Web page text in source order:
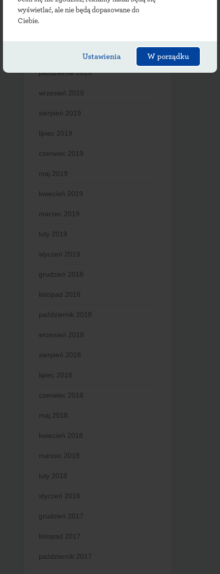
wyświetlać, ale nie będą dopasowane do
Ciebie.
Ustawienia W porządku
styczeń 2020
październik 2019
wrzesień 2019
sierpień 2019
lipiec 2019
czerwiec 2019
maj 2019
kwiecień 2019
marzec 2019
luty 2019
styczeń 2019
grudzień 2018
listopad 2018
październik 2018
wrzesień 2018
sierpień 2018
lipiec 2018
czerwiec 2018
maj 2018
kwiecień 2018
marzec 2018
luty 2018
styczeń 2018
grudzień 2017
listopad 2017
październik 2017